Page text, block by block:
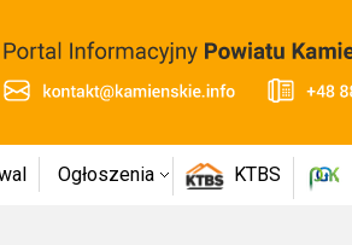
Ogłoszenia KTBS